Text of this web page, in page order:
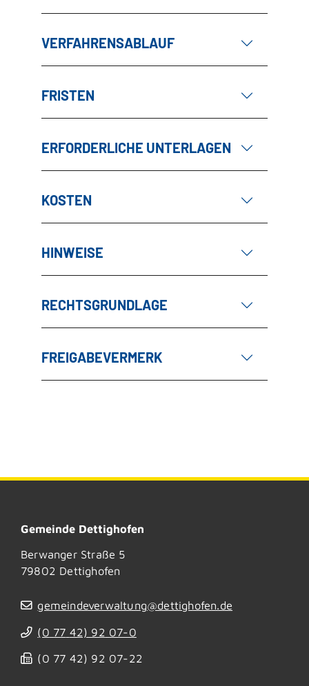
VERFAHRENSABLAUF
FRISTEN
ERFORDERLICHE UNTERLAGEN
KOSTEN
HINWEISE
RECHTSGRUNDLAGE
FREIGABEVERMERK
Gemeinde Dettighofen
Berwanger Straße 5
79802 Dettighofen
gemeindeverwaltung@dettighofen.de
(0 77 42) 92 07-0
(0 77 42) 92 07-22